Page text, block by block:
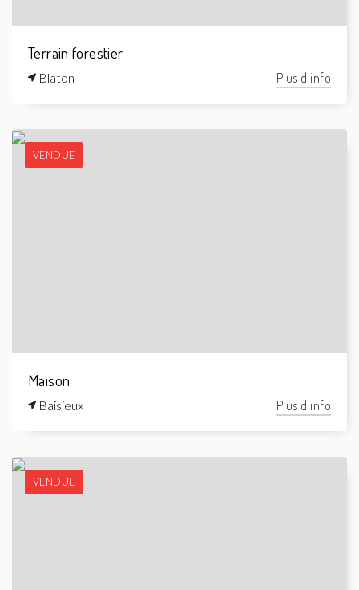
Terrain forestier
Blaton Plus d'info
VENDUE
Maison
Baisieux Plus d'info
VENDUE